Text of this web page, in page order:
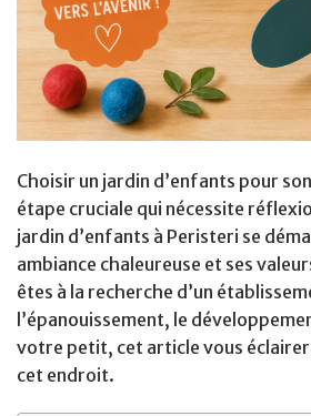
Choisir un jardin d’enfants pour
étape cruciale qui nécessite
jardin d’enfants à Peristeri se
ambiance chaleureuse et ses
êtes à la recherche d’un
l’épanouissement, le
votre petit, cet article vous
cet endroit.